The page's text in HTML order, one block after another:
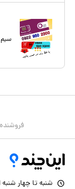
سیم
شنبه تا چهار شنبه از ۹ الی ۱۷ ، پنج شنبه ۹